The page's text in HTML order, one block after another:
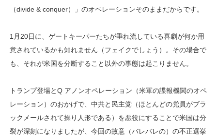
（divide & conquer）」のオペレーションそのままだからです。
1月20日に、ゲートキーパーたちが垂れ流している喜劇が何か用
意されているかも知れません（フェイクでしょう）。その場合で
も、それが米国を分断すること以外の事態は起こりません。
トランプ登場とQ アノンオペレーション（米軍の諜報機関のオペ
レーション）のおかげで、中共と民主党（ほとんどの党員がブラ
ックメールされて操り人形である）を悪役にすることで米国は分
裂が深刻になりましたが、今回の故意（バレバレの）の不正選挙